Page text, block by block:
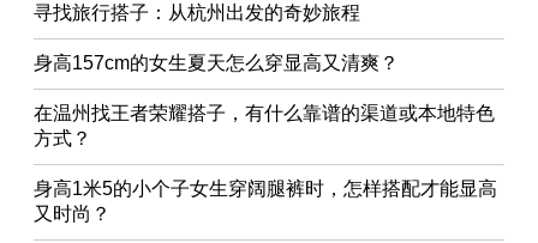
寻找旅行搭子：从杭州出发的奇妙旅程
身高157cm的女生夏天怎么穿显高又清爽？
在温州找王者荣耀搭子，有什么靠谱的渠道或本地特色
方式？
身高1米5的小个子女生穿阔腿裤时，怎样搭配才能显高
又时尚？